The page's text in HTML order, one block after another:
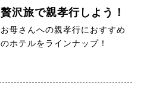
贅沢旅で親孝行しよう！
お母さんへの親孝行におすすめ
のホテルをラインナップ！